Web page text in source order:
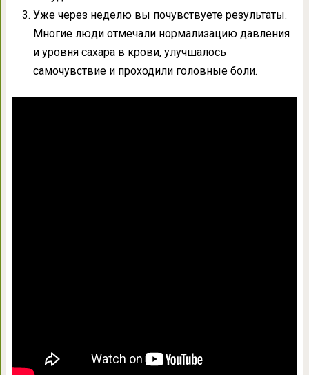
Уже через неделю вы почувствуете результаты.
Многие люди отмечали нормализацию давления
и уровня сахара в крови, улучшалось
самочувствие и проходили головные боли.